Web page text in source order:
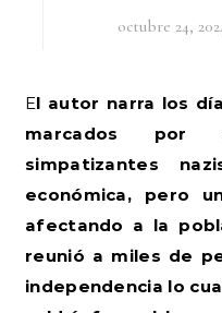
octubre 24,
El autor narra los días previos al 13 de marzo,
marcados por
simpatizantes
económica, pero
afectando a la
reunió a miles de
independencia lo